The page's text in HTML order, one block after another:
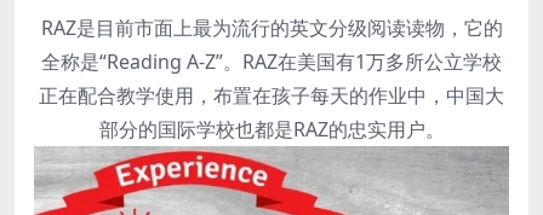
RAZ是目前市面上最为流行的英文分级阅读读物，它的
全称是“Reading A-Z”。RAZ在美国有1万多所公立学校
正在配合教学使用，布置在孩子每天的作业中，中国大
部分的国际学校也都是RAZ的忠实用户。